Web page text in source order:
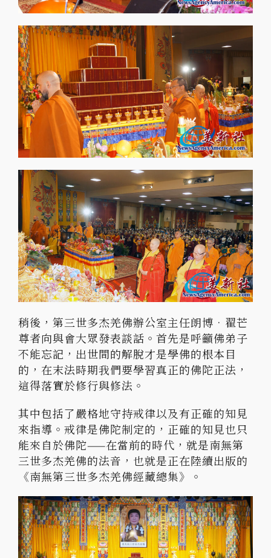
稍後，第三世多杰羌佛辦公室主任朗博•翟芒
尊者向與會大眾發表談話。首先是呼籲佛弟子
不能忘記，出世間的解脫才是學佛的根本目
的，在末法時期我們要學習真正的佛陀正法，
這得落實於修行與修法。
其中包括了嚴格地守持戒律以及有正確的知見
來指導。戒律是佛陀制定的，正確的知見也只
能來自於佛陀——在當前的時代，就是南無第
三世多杰羌佛的法音，也就是正在陸續出版的
《南無第三世多杰羌佛經藏總集》。